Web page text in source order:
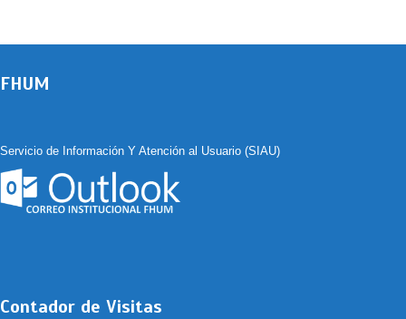
FHUM
Servicio de Información Y Atención al Usuario (SIAU)
Contador de Visitas